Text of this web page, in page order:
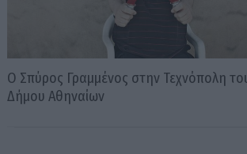
Ο Σπύρος Γραμμένος στην Τεχνόπολη
Δήμου Αθηναίων